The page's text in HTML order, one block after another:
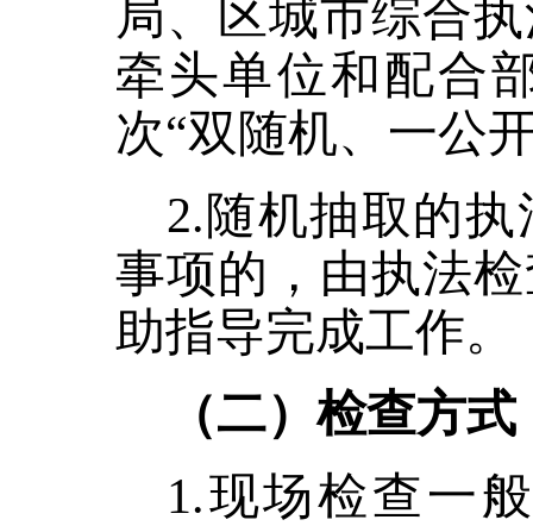
局、区城市综合
牵头单位和配合
次“双随机、一公
2.随机抽取的
事项的，由执法
助指导完成工作。
（二）检查方式
1.现场检查一